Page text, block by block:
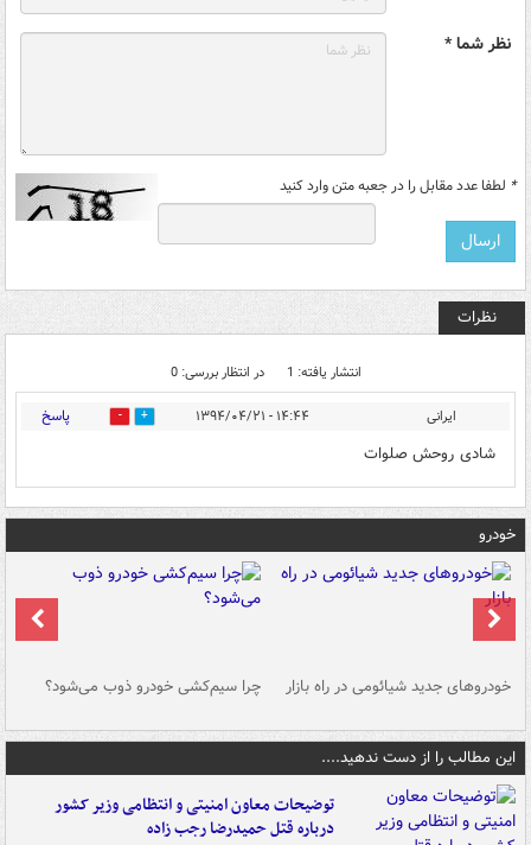
نظر شما *
* لطفا عدد مقابل را در جعبه متن وارد کنید
نظرات
انتشار یافته: 1 در انتظار بررسی: 0
ایرانی ۱۴:۴۴ - ۱۳۹۴/۰۴/۲۱ 0 پاسخ
شادی روحش صلوات
خودرو
خودروهای جدید شیائومی در راه بازار چرا سیم‌کشی خودرو ذوب می‌شود؟
این مطالب را از دست ندهید....
توضیحات معاون امنیتی و انتظامی وزیر کشور
درباره قتل حمیدرضا رجب زاده